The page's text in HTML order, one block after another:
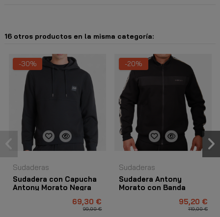
16 otros productos en la misma categoría:
-30%
Sudaderas
Sudadera con Capucha
Antony Morato Negra
69,30 €
99,00 €
-20%
Sudaderas
Sudadera Antony
Morato con Banda
95,20 €
119,00 €